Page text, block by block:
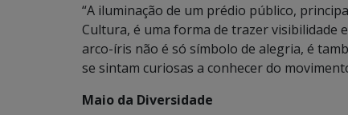
“A iluminação de um prédio público,
Cultura, é uma forma de trazer visibilidade
arco-íris não é só símbolo de alegria, é
se sintam curiosas a conhecer do
Maio da Diversidade